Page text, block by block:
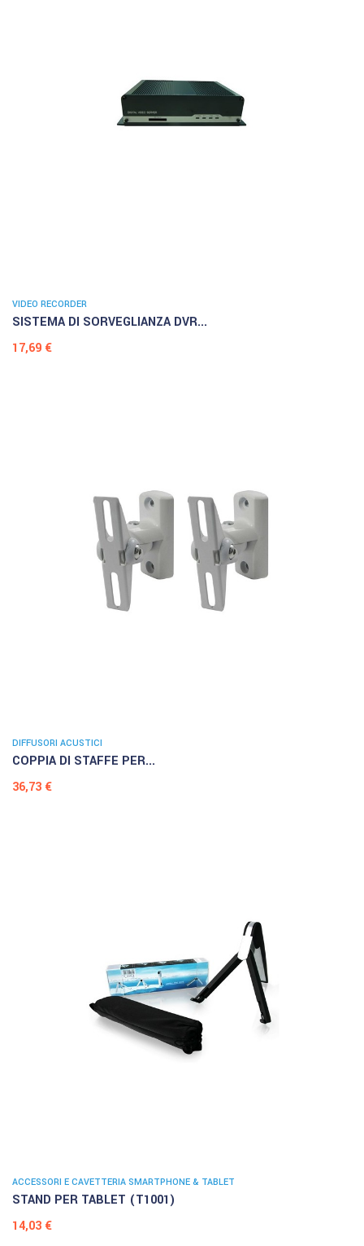
VIDEO RECORDER
SISTEMA DI SORVEGLIANZA DVR...
Prezzo
17,69 €
DIFFUSORI ACUSTICI
COPPIA DI STAFFE PER...
Prezzo
36,73 €
ACCESSORI E CAVETTERIA SMARTPHONE & TABLET
STAND PER TABLET (T1001)
Prezzo
14,03 €